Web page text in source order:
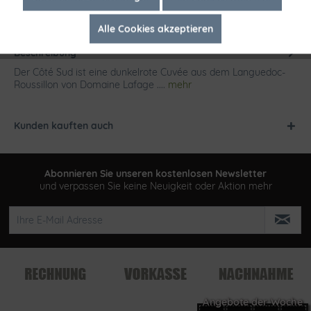
Beschreibung
Der Côté Sud ist eine dunkelrote Cuvée aus dem Languedoc-
Roussillon von Domaine Lafage .... mehr
Kunden kauften auch
Abonnieren Sie unseren kostenlosen Newsletter
und verpassen Sie keine Neuigkeit oder Aktion mehr
Alle Cookies akzeptieren